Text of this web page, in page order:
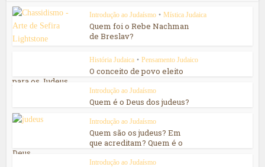
Introdução ao Judaísmo • Mística Judaica
Quem foi o Rebe Nachman
de Breslav?
História Judaica • Pensamento Judaico
O conceito de povo eleito
para os Judeus
Introdução ao Judaísmo
Quem é o Deus dos judeus?
Introdução ao Judaísmo
Quem são os judeus? Em
que acreditam? Quem é o
Deus...
Introdução ao Judaísmo